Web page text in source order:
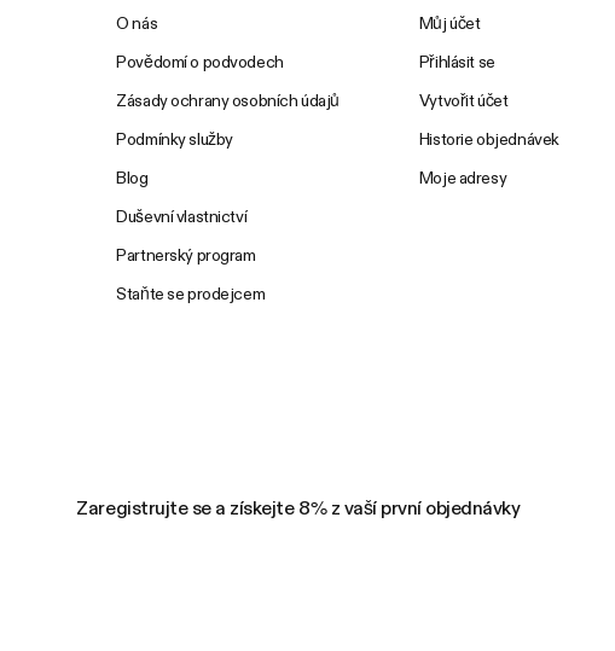
O nás
Povědomí o podvodech
Zásady ochrany osobních údajů
Podmínky služby
Blog
Duševní vlastnictví
Partnerský program
Staňte se prodejcem
Můj účet
Přihlásit se
Vytvořit účet
Historie objednávek
Moje adresy
Zaregistrujte se a získejte 8% z vaší první objednávky